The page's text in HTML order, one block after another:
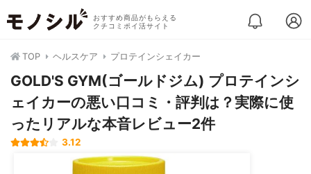
おすすめ商品がもらえる
クチコミポイ活サイト
TOP ヘルスケア プロテインシェイカー
GOLD'S GYM(ゴールドジム) プロテインシ
ェイカーの悪い口コミ・評判は？実際に使
ったリアルな本音レビュー2件
3.12